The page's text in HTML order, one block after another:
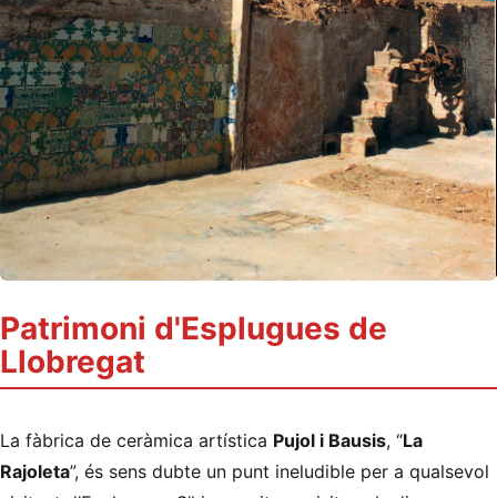
Patrimoni d'Esplugues de
Llobregat
La fàbrica de ceràmica artística Pujol i Bausis, “La
Rajoleta”, és sens dubte un punt ineludible per a qualsevol